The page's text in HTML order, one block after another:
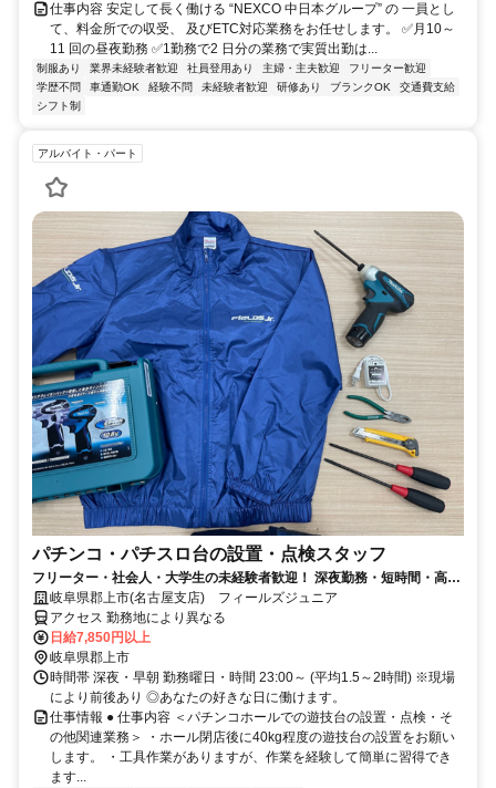
仕事内容 安定して⾧く働ける “NEXCO 中日本グループ” の 一員とし
て、料金所での収受、 及びETC対応業務をお任せします。 ✅月10～
11 回の昼夜勤務 ✅1勤務で2 日分の業務で実質出勤は...
制服あり 業界未経験者歓迎 社員登用あり 主婦・主夫歓迎
フリーター歓迎
学歴不問
車通勤OK 経験不問 未経験者歓迎 研修あり ブランクOK
交通費支給
シフト制
アルバイト・パート
パチンコ・パチスロ台の設置・点検スタッフ
フリーター・社会人・大学生の未経験者歓迎！ 深夜勤務・短時間・高収
入なアルバイト！
岐阜県郡上市(名古屋支店) フィールズジュニア
アクセス 勤務地により異なる
日給7,850円以上
岐阜県郡上市
時間帯 深夜・早朝 勤務曜日・時間 23:00～ (平均1.5～2時間) ※現場
により前後あり ◎あなたの好きな日に働けます。
仕事情報 ● 仕事内容 ＜パチンコホールでの遊技台の設置・点検・そ
の他関連業務＞ ・ホール閉店後に40kg程度の遊技台の設置をお願い
します。 ・工具作業がありますが、作業を経験して簡単に習得でき
ます...